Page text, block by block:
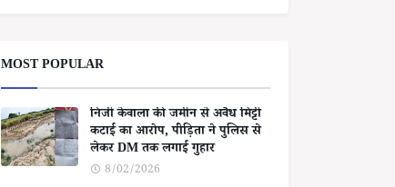
MOST POPULAR
निजी केवाला की जमीन से अवैध मिट्टी
कटाई का आरोप, पीड़िता ने पुलिस से
लेकर DM तक लगाई गुहार
8/02/2026